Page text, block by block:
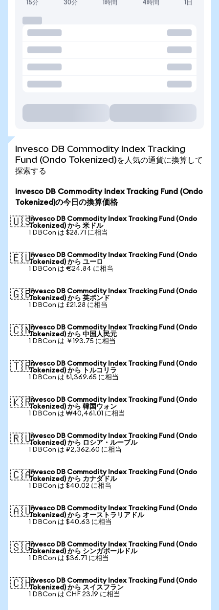
15分 30分 1時間 4時間 1日
Invesco DB Commodity Index Tracking
Fund (Ondo Tokenized)を人気の通貨に換算して
探索する
Invesco DB Commodity Index Tracking Fund (Ondo
Tokenized)の今日の換算価格
🇺🇸Invesco DB Commodity Index Tracking Fund (Ondo
Tokenized) から 米ドル
1 DBCon は $28.71 に相当
🇪🇺Invesco DB Commodity Index Tracking Fund (Ondo
Tokenized) から ユーロ
1 DBCon は €24.84 に相当
🇬🇧Invesco DB Commodity Index Tracking Fund (Ondo
Tokenized) から 英ポンド
1 DBCon は £21.28 に相当
🇨🇳Invesco DB Commodity Index Tracking Fund (Ondo
Tokenized) から 中国人民元
1 DBCon は ￥193.75 に相当
🇹🇷Invesco DB Commodity Index Tracking Fund (Ondo
Tokenized) から トルコリラ
1 DBCon は ₺1,369.65 に相当
🇰🇷Invesco DB Commodity Index Tracking Fund (Ondo
Tokenized) から 韓国ウォン
1 DBCon は ₩40,461.01 に相当
🇷🇺Invesco DB Commodity Index Tracking Fund (Ondo
Tokenized) から ロシア・ルーブル
1 DBCon は ₽2,362.60 に相当
🇨🇦Invesco DB Commodity Index Tracking Fund (Ondo
Tokenized) から カナダドル
1 DBCon は $40.02 に相当
🇦🇺Invesco DB Commodity Index Tracking Fund (Ondo
Tokenized) から オーストラリアドル
1 DBCon は $40.63 に相当
🇸🇬Invesco DB Commodity Index Tracking Fund (Ondo
Tokenized) から シンガポールドル
1 DBCon は $36.71 に相当
🇨🇭Invesco DB Commodity Index Tracking Fund (Ondo
Tokenized) から スイスフラン
1 DBCon は CHF 23.19 に相当